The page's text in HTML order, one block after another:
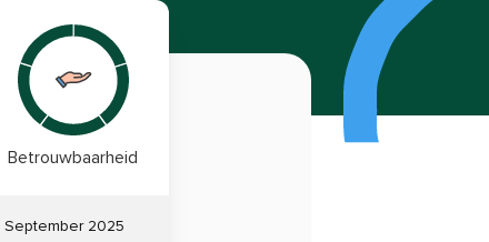
Betrouwbaarheid
September 2025